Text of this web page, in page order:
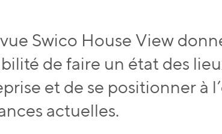
Swico House View
de faire un état des
et de se positionner à
actuelles.